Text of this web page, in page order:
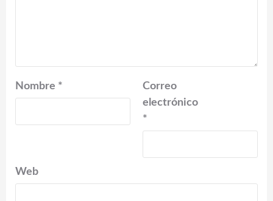
Nombre *
Correo
electrónico
*
Web